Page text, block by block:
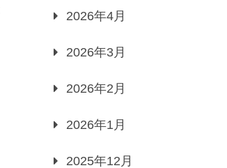
2026年4月
2026年3月
2026年2月
2026年1月
2025年12月